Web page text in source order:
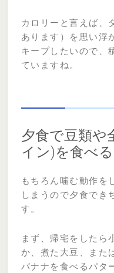
カロリーと言えば、
あります）を思い浮
キープしたいので、
ていますね。
夕食で豆類や
イン)を食べる
もちろん噛む動作を
しまうので夕食でき
す。
まず、帰宅をしたら
か、煮た大豆、また
バナナを食べるパタ